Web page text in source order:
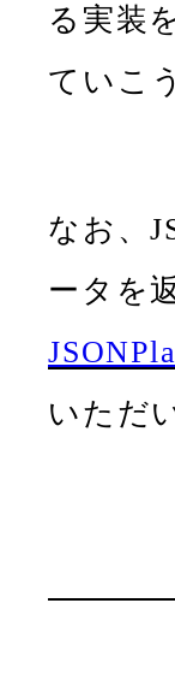
る実装
ていこ
なお、
ータを
いただ